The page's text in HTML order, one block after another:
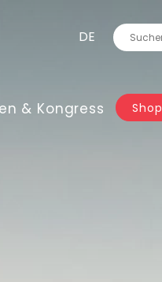
DE
& Kongress Shop